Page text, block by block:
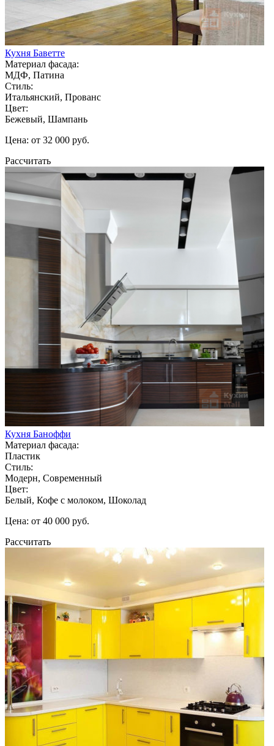
Кухня Баветте
Материал фасада:
МДФ, Патина
Стиль:
Итальянский, Прованс
Цвет:
Бежевый, Шампань
Цена: от 32 000 руб.
Рассчитать
Кухня Баноффи
Материал фасада:
Пластик
Стиль:
Модерн, Современный
Цвет:
Белый, Кофе с молоком, Шоколад
Цена: от 40 000 руб.
Рассчитать